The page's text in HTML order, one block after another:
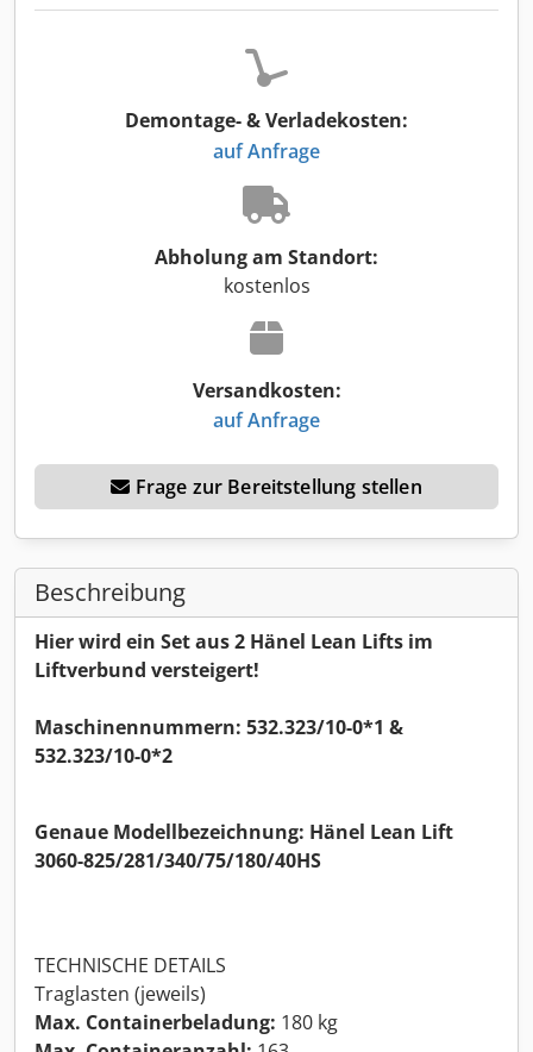
Demontage- & Verladekosten:
auf Anfrage
Abholung am Standort:
kostenlos
Versandkosten:
auf Anfrage
Frage zur Bereitstellung stellen
Beschreibung
Hier wird ein Set aus 2 Hänel Lean Lifts im
Liftverbund versteigert!
Maschinennummern: 532.323/10-0*1 &
532.323/10-0*2
Genaue Modellbezeichnung: Hänel Lean Lift
3060-825/281/340/75/180/40HS
TECHNISCHE DETAILS
Traglasten (jeweils)
Max. Containerbeladung: 180 kg